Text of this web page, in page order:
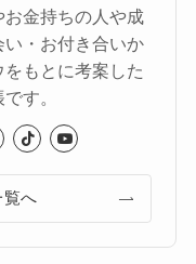
お金持ちの人や成
・お付き合いか
もとに考案した
す。
覧へ